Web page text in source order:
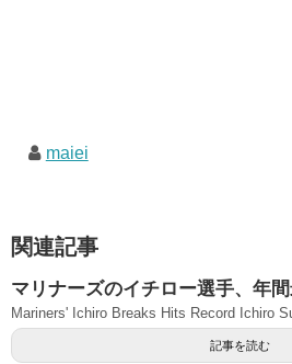
maiei
関連記事
マリナーズのイチロー選手、年
Mariners' Ichiro Breaks Hits Record Ichiro
記事を読む